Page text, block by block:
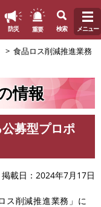
防災 重要 検索 メニュー
食品ロス削減推進業務
情報
募型プロポ
掲載日 2024年7月17日
ス削減推進業務」に